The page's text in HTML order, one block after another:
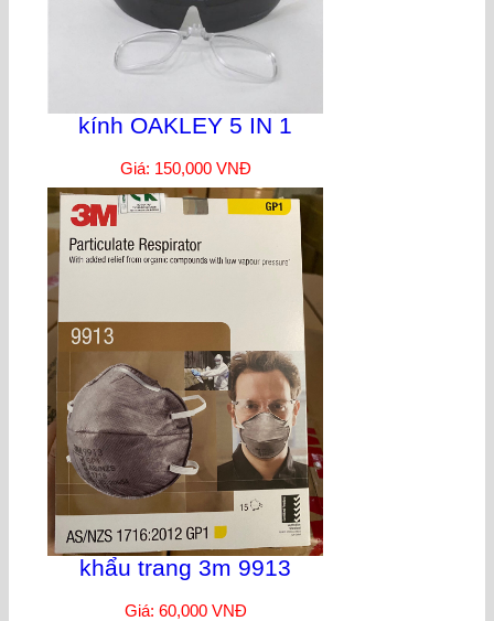
kính OAKLEY 5 IN 1
Giá: 150,000 VNĐ
khẩu trang 3m 9913
Giá: 60,000 VNĐ